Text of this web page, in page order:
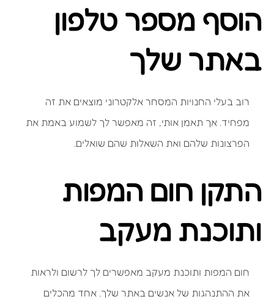
הוסף מספר טלפון
באתר שלך
רוב בעלי החנויות המסחר אלקטרוני מוצאים את זה
מפחיד. אך תאמן אותי, זה מאפשר לך לשמוע באמת את
הפרצונות שלהם ואת השאלות שהם שואלים.
התקן חום המפות
ותוכנת מעקב
חום המפות ותוכנת מעקב מאפשרים לך לרשום ולראות
את ההתנהגות של אנשים באתר שלך. אחד מהכלים